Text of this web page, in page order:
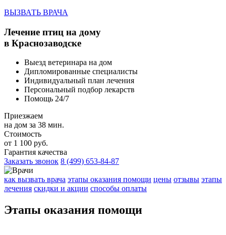
ВЫЗВАТЬ ВРАЧА
Лечение птиц на дому
в Краснозаводске
Выезд ветеринара на дом
Дипломированные специалисты
Индивидуальный план лечения
Персональный подбор лекарств
Помощь 24/7
Приезжаем
на дом за 38 мин.
Стоимость
от 1 100 руб.
Гарантия качества
Заказать звонок 8 (499) 653-84-87
как вызвать врача этапы оказания помощи цены отзывы этапы
лечения скидки и акции способы оплаты
Этапы оказания помощи